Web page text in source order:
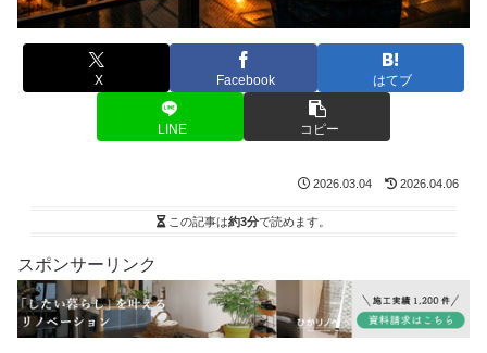
X Facebook はてブ
LINE コピー
2026.03.04 2026.04.06
この記事は約3分で読めます。
スポンサーリンク